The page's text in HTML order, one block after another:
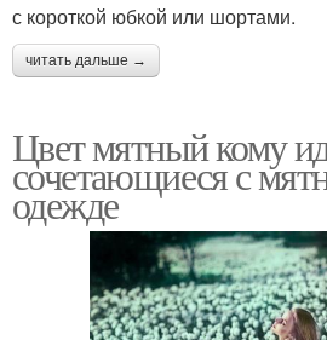
с короткой юбкой или шортами.
читать дальше →
Цвет мятный кому
сочетающиеся с
одежде